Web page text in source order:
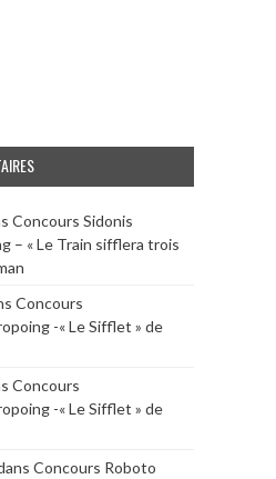
Concours Sidonis
– « Le Train sifflera trois
Concours
-« Le Sifflet » de
Concours
-« Le Sifflet » de
Concours Roboto